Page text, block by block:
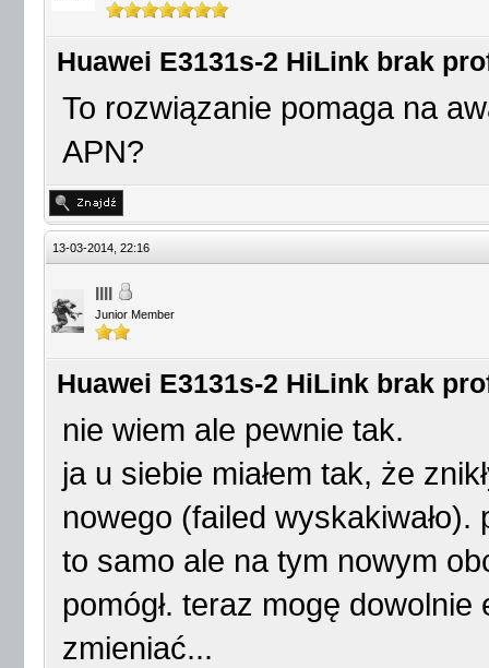
Huawei E3131s-2 HiLink brak
To rozwiązanie pomaga na
APN?
13-03-2014, 22:16
Junior Member
Huawei E3131s-2 HiLink brak
nie wiem ale pewnie tak.
ja u siebie miałem tak, że
nowego (failed
to samo ale na tym nowym
pomógł. teraz mogę
zmieniać...